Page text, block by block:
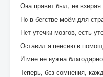
Она правит был, не взирая
Но в бегстве моём для
Нет утечки мозгов, есть
Оставил я пенсию в
И мне не нужна
Теперь, без сомнения,